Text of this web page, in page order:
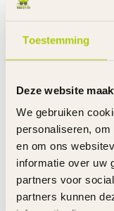
Toestemming
Deze website
We gebruiken
personaliseren,
en om ons
informatie over uw
partners voor
partners kunnen
Aantal versnellingen
Uitvoering remmen
Velgen
Spatborden
Naafdynamo
Verlichting voor
Verlichting achter
Kettingkast
Bagagedrager